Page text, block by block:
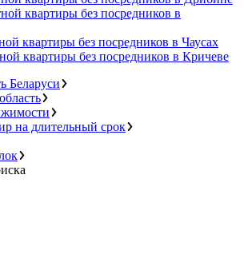
квартиры без посредников в
квартиры без посредников в Чаусах
квартиры без посредников в Кричеве
Беларуси
на длительный срок